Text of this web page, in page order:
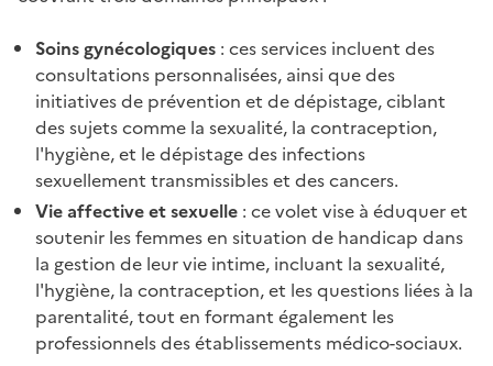
Soins gynécologiques : ces services incluent des
consultations personnalisées, ainsi que des
initiatives de prévention et de dépistage, ciblant
des sujets comme la sexualité, la contraception,
l'hygiène, et le dépistage des infections
sexuellement transmissibles et des cancers.
Vie affective et sexuelle : ce volet vise à éduquer et
soutenir les femmes en situation de handicap dans
la gestion de leur vie intime, incluant la sexualité,
l'hygiène, la contraception, et les questions liées à la
parentalité, tout en formant également les
professionnels des établissements médico-sociaux.